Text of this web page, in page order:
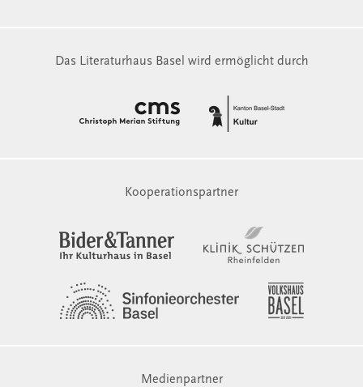
Das Literaturhaus Basel wird ermöglicht durch
Kooperationspartner
Medienpartner